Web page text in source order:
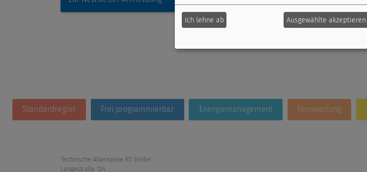
Standardregler Frei programmierbar Energiemanagement Fernwartung
Technische Alternative RT GmbH
Langestraße 124
Ich lehne ab Ausgewählte akzeptieren